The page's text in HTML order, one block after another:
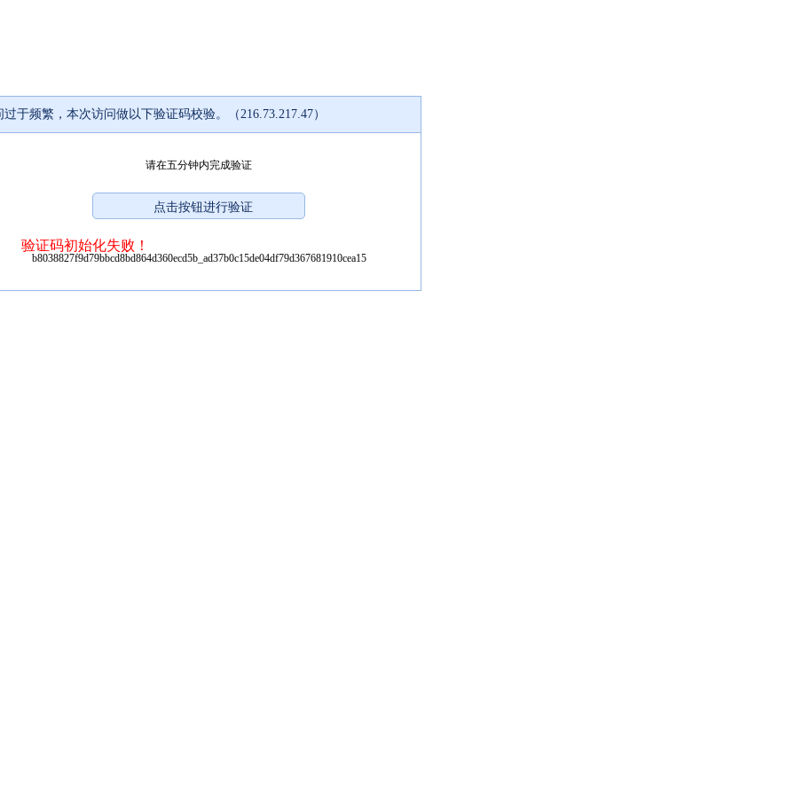
过于频繁，本次访问做以下验证码校验。（216.73.217.47）
请在五分钟内完成验证
验证码初始化失败！
b8038827f9d79bbcd8bd864d360ecd5b_ad37b0c15de04df79d367681910cea15